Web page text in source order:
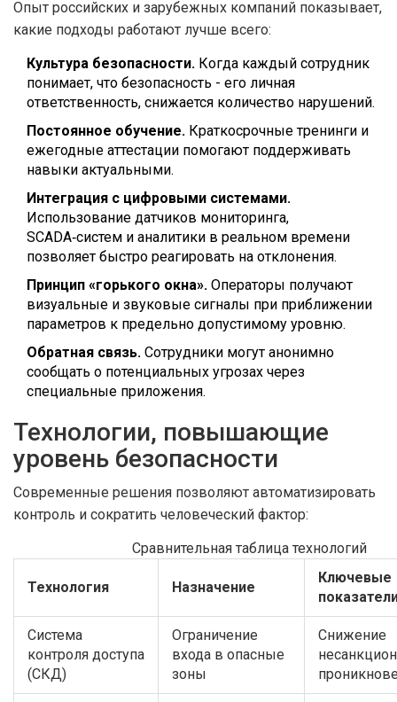
Опыт российских и зарубежных компаний показывает,
какие подходы работают лучше всего:
Культура безопасности. Когда каждый сотрудник
понимает, что безопасность - его личная
ответственность, снижается количество нарушений.
Постоянное обучение. Краткосрочные тренинги и
ежегодные аттестации помогают поддерживать
навыки актуальными.
Интеграция с цифровыми системами.
Использование датчиков мониторинга,
SCADA‑систем и аналитики в реальном времени
позволяет быстро реагировать на отклонения.
Принцип «горького окна». Операторы получают
визуальные и звуковые сигналы при приближении
параметров к предельно допустимому уровню.
Обратная связь. Сотрудники могут анонимно
сообщать о потенциальных угрозах через
специальные приложения.
Технологии, повышающие
уровень безопасности
Современные решения позволяют автоматизировать
контроль и сократить человеческий фактор:
Сравнительная таблица технологий
Технология Назначение
Ключевые
Система
контроля доступа
(СКД)
Ограничение
входа в опасные
зоны
Снижение